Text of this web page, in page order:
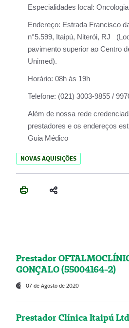
Especialidades local:
Endereço: Estrada Francisco
n°5.599, Itaipú, Niterói, RJ
pavimento superior ao Centro
Unimed).
Horário: 08h às 19h
Telefone: (021) 3003-9855 /
Além de nossa rede
prestadores e os endereços
Guia Médico
NOVAS AQUISIÇÕES
Prestador
GONÇALO (55004164-2)
07 de Agosto de 2020
Prestador Clínica Itaipú